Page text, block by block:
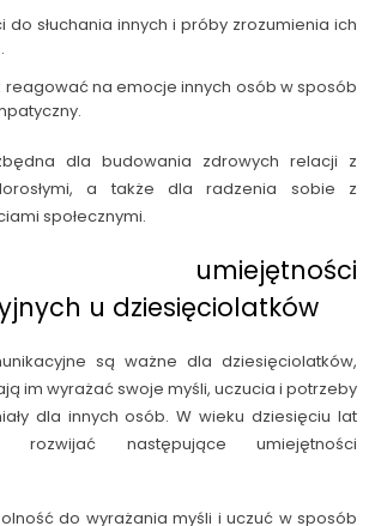
do słuchania innych i próby zrozumienia ich
reagować na emocje innych osób w sposób
dla budowania zdrowych relacji z
a także dla radzenia sobie z
społecznymi.
umiejętności
u dziesięciolatków
są ważne dla dziesięciolatków,
im wyrażać swoje myśli, uczucia i potrzeby
dla innych osób. W wieku dziesięciu lat
rozwijać następujące umiejętności
do wyrażania myśli i uczuć w sposób